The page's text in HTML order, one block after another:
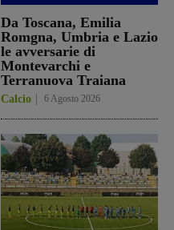
Da Toscana, Emilia
Romgna, Umbria e Lazio
le avversarie di
Montevarchi e
Terranuova Traiana
Calcio 6 Agosto 2026